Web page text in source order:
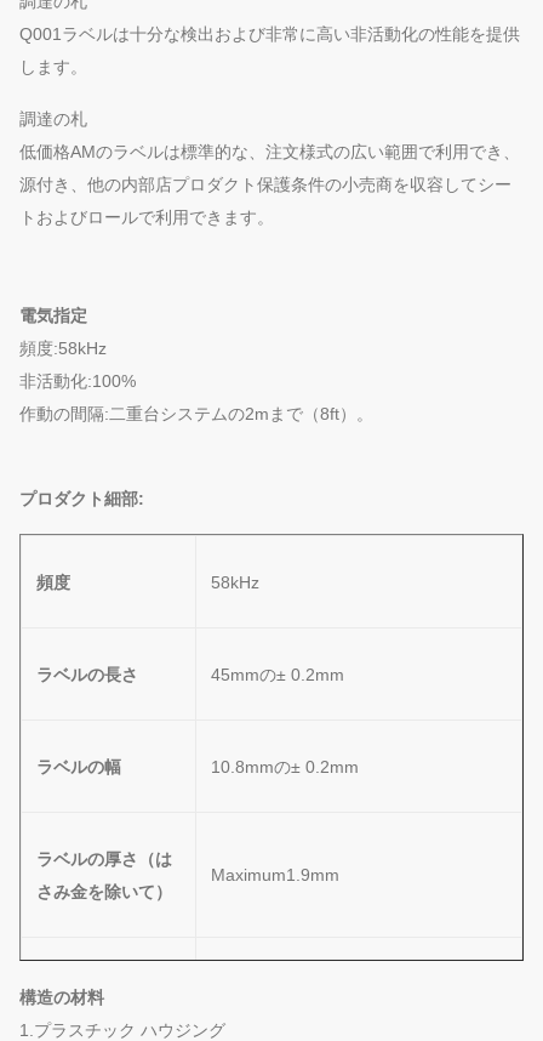
Q001ラベルは十分な検出および非常に高い非活動化の性能を提供
します。
調達の札
低価格AMのラベルは標準的な、注文様式の広い範囲で利用でき、
源付き、他の内部店プロダクト保護条件の小売商を収容してシー
トおよびロールで利用できます。
電気指定
頻度:58kHz
非活動化:100%
作動の間隔:二重台システムの2mまで（8ft）。
プロダクト細部:
頻度 58kHz
ラベルの長さ 45mmの± 0.2mm
ラベルの幅 10.8mmの± 0.2mm
ラベルの厚さ（は
さみ金を除いて）
Maximum1.9mm
構造の材料
1.プラスチック ハウジング